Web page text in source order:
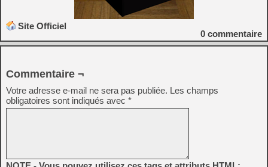
Site Officiel
0 commentaire
Commentaire ¬
Votre adresse e-mail ne sera pas publiée. Les champs
obligatoires sont indiqués avec *